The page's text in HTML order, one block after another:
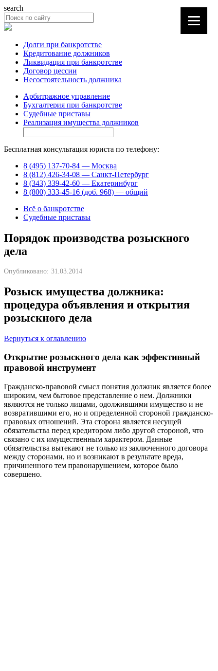
search
Долги при банкротстве
Кредитование должников
Ликвидация при банкротстве
Договор цессии
Несостоятельность должника
Арбитражное управление
Бухгалтерия при банкротстве
Судебные приставы
Реализация имущества должников
Бесплатная консультация юриста по телефону:
8 (495) 137-70-84 — Москва
8 (812) 426-34-08 — Санкт-Петербург
8 (343) 339-42-60 — Екатеринбург
8 (800) 333-45-16 (доб. 968) — общий
Всё о банкротстве
Судебные приставы
Порядок производства розыскного
дела
Опубликовано: 31.03.2014
Розыск имущества должника:
процедура объявления и открытия
розыскного дела
Вернуться к оглавлению
Открытие розыскного дела как эффективный
правовой инструмент
Гражданско-правовой смысл понятия должник является более
широким, чем бытовое представление о нем. Должники
являются не только лицами, одолжившими имущество и не
возвратившими его, но и определенной стороной гражданско-
правовых отношений. Эта сторона является несущей
обязательства перед кредитором либо другой стороной, что
связано с их имущественным характером. Данные
обязательства вытекают не только из заключенного договора
между сторонами, но и возникают в результате вреда,
причиненного тем правонарушением, которое было
совершено.